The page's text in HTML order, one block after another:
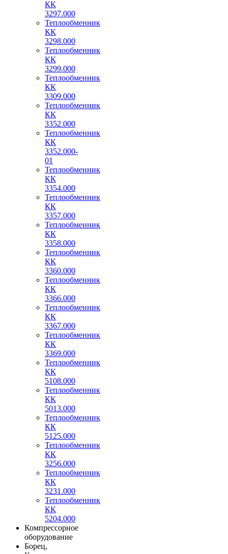
КК
3297.000
Теплообменник
КК
3298.000
Теплообменник
КК
3299.000
Теплообменник
КК
3309.000
Теплообменник
КК
3352.000
Теплообменник
КК
3352.000-
01
Теплообменник
КК
3354.000
Теплообменник
КК
3357.000
Теплообменник
КК
3358.000
Теплообменник
КК
3360.000
Теплообменник
КК
3366.000
Теплообменник
КК
3367.000
Теплообменник
КК
3369.000
Теплообменник
КК
5108.000
Теплообменник
КК
5013.000
Теплообменник
КК
5125.000
Теплообменник
КК
3256.000
Теплообменник
КК
3231.000
Теплообменник
КК
5204.000
Компрессорное
оборудование
Борец,